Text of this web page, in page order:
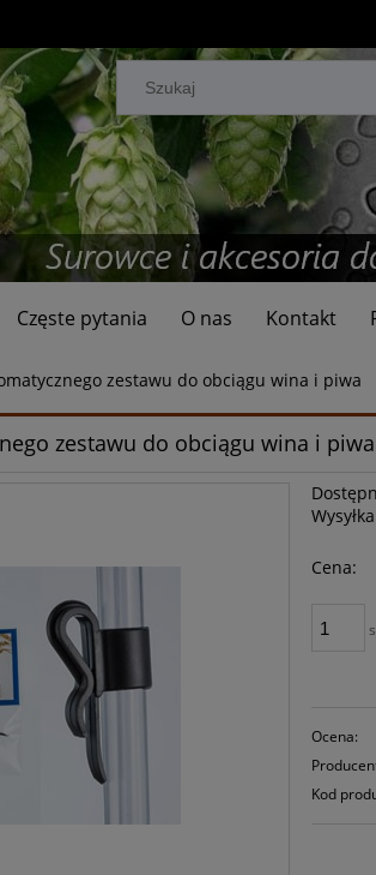
Częste pytania O nas Kontakt
zestawu do obciągu wina i piwa
zestawu do obciągu wina i piwa
Cena:
Ocena:
Kod